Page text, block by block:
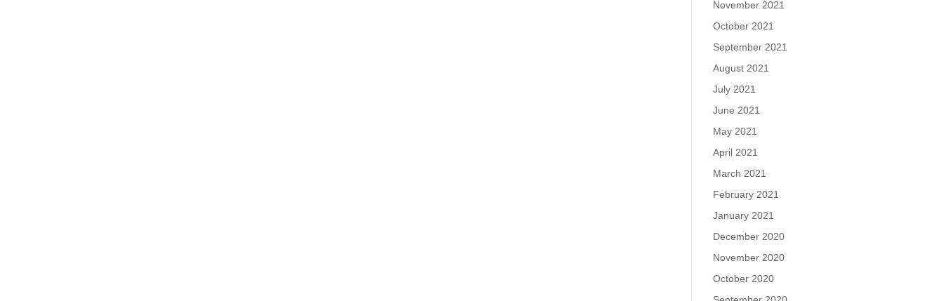
November 2021
October 2021
September 2021
August 2021
July 2021
June 2021
May 2021
April 2021
March 2021
February 2021
January 2021
December 2020
November 2020
October 2020